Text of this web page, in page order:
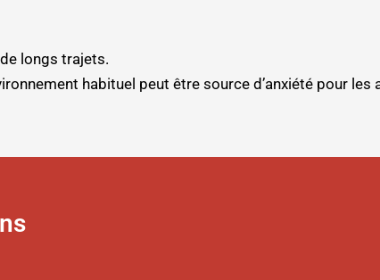
longs trajets.
habituel peut être source d’anxiété pour les